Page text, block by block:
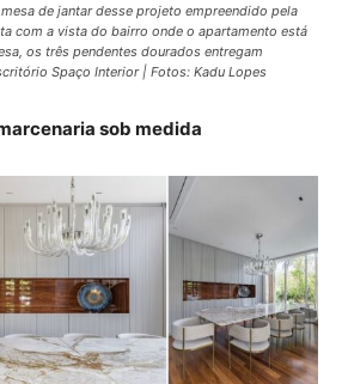
de jantar desse projeto empreendido pela
com a vista do bairro onde o apartamento está
os três pendentes dourados entregam
Spaço Interior | Fotos: Kadu Lopes
sob medida